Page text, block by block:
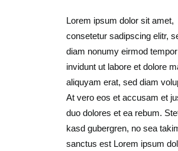
Lorem ipsum dolor sit amet,
consetetur sadipscing elitr,
diam nonumy eirmod tempor
invidunt ut labore et dolore
aliquyam erat, sed diam
At vero eos et accusam et
duo dolores et ea rebum.
kasd gubergren, no sea
sanctus est Lorem ipsum